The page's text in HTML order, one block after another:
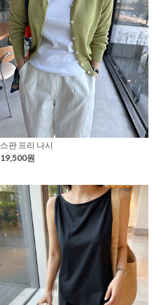
스판 프리 나시
19,500원